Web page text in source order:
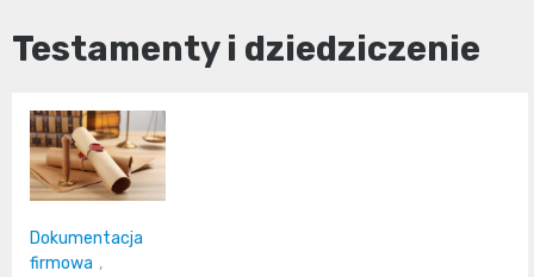
Testamenty i dziedziczenie
Dokumentacja
firmowa ,